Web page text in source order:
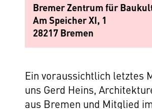
Bremer Zentrum für
Am Speicher XI, 1
28217 Bremen
Ein voraussichtlich letztes
uns Gerd Heins,
aus Bremen und Mitglied